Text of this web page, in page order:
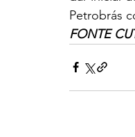
Petrobrás
FONTE